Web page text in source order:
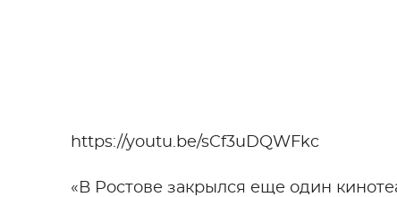
https://youtu.be/sCf3uDQWFkc
«В Ростове закрылся еще один